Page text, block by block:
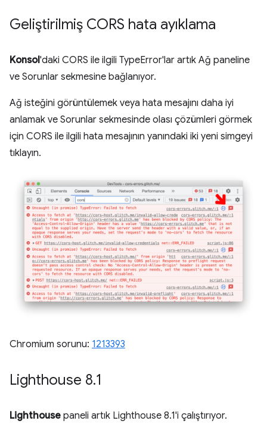
Geliştirilmiş CORS hata ayıklama
Konsol'daki CORS ile ilgili TypeError'lar artık Ağ paneline
ve Sorunlar sekmesine bağlanıyor.
Ağ isteğini görüntülemek veya hata mesajını daha iyi
anlamak ve Sorunlar sekmesinde olası çözümleri görmek
için CORS ile ilgili hata mesajının yanındaki iki yeni simgeyi
tıklayın.
Chromium sorunu: 1213393
Lighthouse 8.1
Lighthouse paneli artık Lighthouse 8.1'i çalıştırıyor.